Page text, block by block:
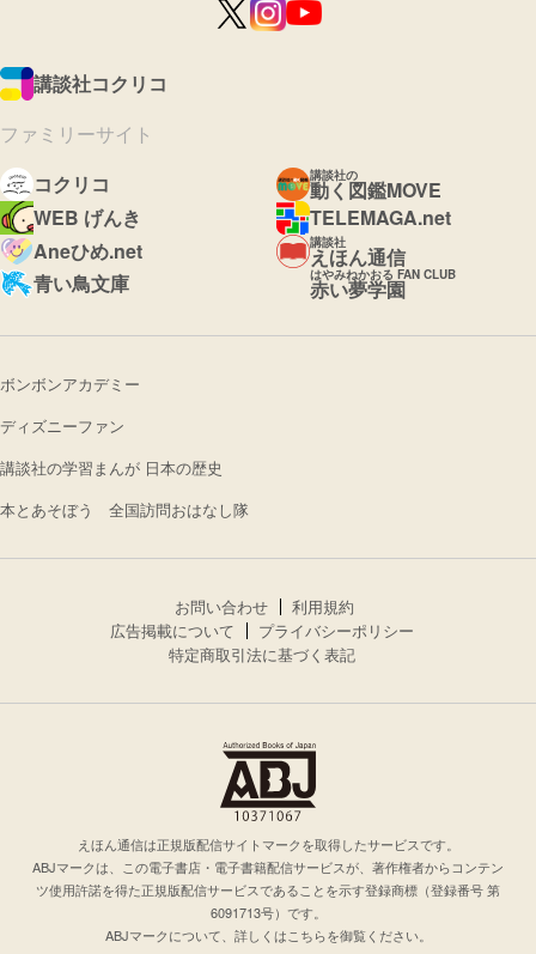
講談社コクリコ
ファミリーサイト
コクリコ
講談社の
動く図鑑MOVE
WEB げんき
TELEMAGA.net
Aneひめ.net
講談社
えほん通信
青い鳥文庫
はやみねかおる FAN CLUB
赤い夢学園
ボンボンアカデミー
ディズニーファン
講談社の学習まんが 日本の歴史
本とあそぼう 全国訪問おはなし隊
お問い合わせ
利用規約
広告掲載について
プライバシーポリシー
特定商取引法に基づく表記
えほん通信は正規版配信サイトマークを取得したサービスです。
ABJマークは、この電子書店・電子書籍配信サービスが、著作権者からコンテン
ツ使用許諾を得た正規版配信サービスであることを示す登録商標（登録番号 第
6091713号）です。
ABJマークについて、詳しくはこちらを御覧ください。